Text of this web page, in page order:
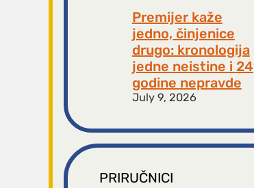
Premijer kaže
jedno, činjenice
drugo: kronologija
jedne neistine i 24
godine nepravde
July 9, 2026
PRIRUČNICI